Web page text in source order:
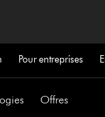
Pour entreprises
Offres